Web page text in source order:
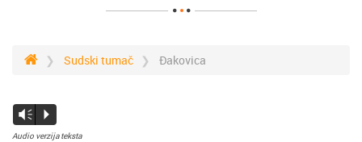
Sudski tumač Đakovica
Vm
P
Audio verzija teksta